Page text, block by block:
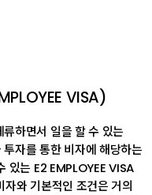
VISA)
하면서 일을 할 수 있는
자를 통한 비자에 해당하는
있는 E2 EMPLOYEE VISA
와 기본적인 조건은 거의